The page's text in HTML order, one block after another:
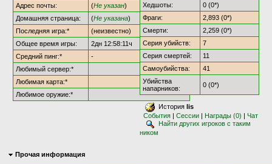
Адрес почты:
(Не указан)
Домашняя страница:
(Не указана)
Последняя игра:*
(неизвестно)
Общее время игры:
2дн 12:58:11ч
Средний пинг:*
-
Любимый сервер:*
Любимая карта:*
Любимое оружие:*
Хедшоты:
0 (0*)
Фраги:
2,893 (0*)
Смерти:
2,259 (0*)
Серия убийств:
7
Серия смертей:
11
Самоубийства:
41
Убийства
напарников:
0 (0*)
Историяlis
События |Сессии | Награды (0) |Чат
Найти других игроков с таким
ником
Прочая информация